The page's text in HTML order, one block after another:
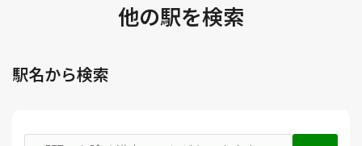
他の駅を検索
駅名から検索